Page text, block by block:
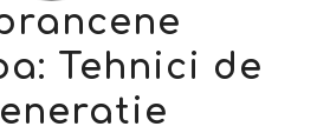
Tehnici de